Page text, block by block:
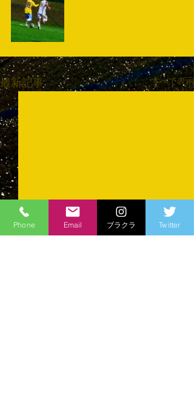
最新記事 すべて表示
Phone Email ブラクラ Twitter